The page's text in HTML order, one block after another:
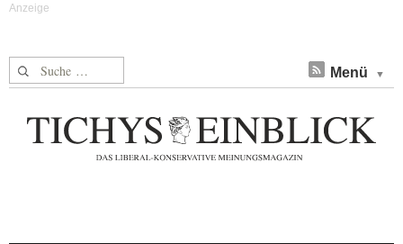
Suche nach: Menü